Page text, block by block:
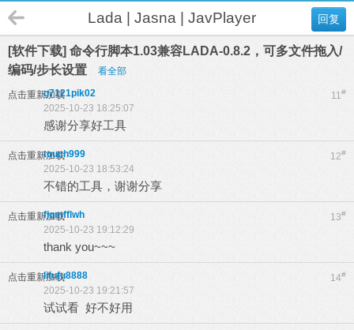
回复
Lada | Jasna | JavPlayer
[软件下载] 命令行脚本1.03兼容LADA-0.8.2，可多文件拖入/
编码/步长设置
看全部
点击重新加载 11#
g7121pik02
2025-10-23 18:25:07
感谢分享好工具
点击重新加载 12#
touch999
2025-10-23 18:53:24
不错的工具，谢谢分享
点击重新加载 13#
fjqmfflwh
2025-10-23 19:12:29
thank you~~~
点击重新加载 14#
lifufu8888
2025-10-23 19:21:57
试试看 好不好用